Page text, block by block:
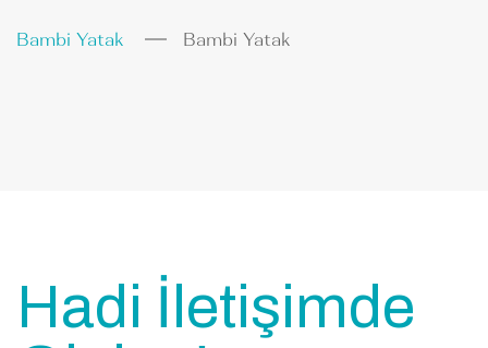
Bambi Yatak Bambi Yatak
Hadi İletişimde